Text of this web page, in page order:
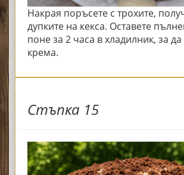
Накрая поръсете с трохите,
дупките на кекса. Оставете
поне за 2 часа в хладилник, за
крема.
Стъпка 15